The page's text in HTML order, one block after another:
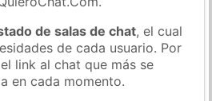
de salas de chat, el cual
de cada usuario. Por
link al chat que más se
en cada momento.